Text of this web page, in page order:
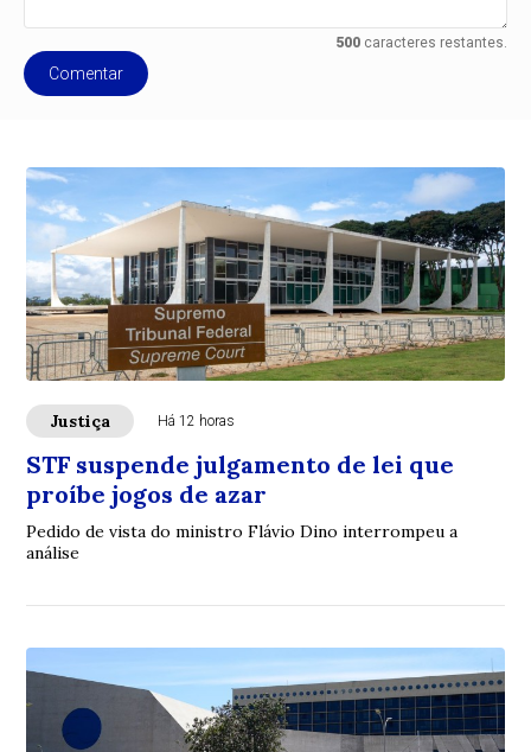
500caracteres restantes.
Comentar
Justiça Há 12 horas
STF suspende julgamento de lei que
proíbe jogos de azar
Pedido de vista do ministro Flávio Dino interrompeu a
análise